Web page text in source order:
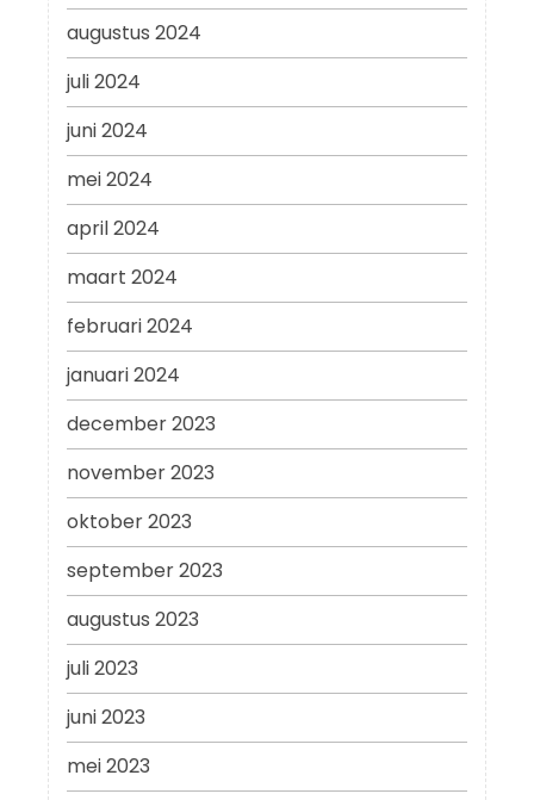
augustus 2024
juli 2024
juni 2024
mei 2024
april 2024
maart 2024
februari 2024
januari 2024
december 2023
november 2023
oktober 2023
september 2023
augustus 2023
juli 2023
juni 2023
mei 2023